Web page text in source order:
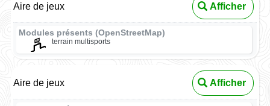
Aire de jeux Afficher
Modules présents (OpenStreetMap)
terrain multisports
Aire de jeux Afficher